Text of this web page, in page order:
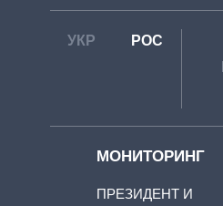
УКР РОС
МОНИТОРИНГ
ПРЕЗИДЕНТ И